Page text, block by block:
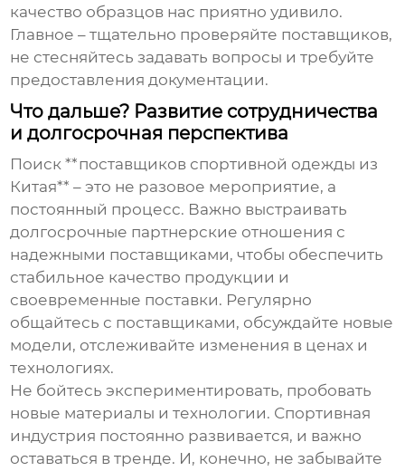
качество образцов нас приятно удивило.
Главное – тщательно проверяйте поставщиков,
не стесняйтесь задавать вопросы и требуйте
предоставления документации.
Что дальше? Развитие сотрудничества
и долгосрочная перспектива
Поиск **поставщиков спортивной одежды из
Китая** – это не разовое мероприятие, а
постоянный процесс. Важно выстраивать
долгосрочные партнерские отношения с
надежными поставщиками, чтобы обеспечить
стабильное качество продукции и
своевременные поставки. Регулярно
общайтесь с поставщиками, обсуждайте новые
модели, отслеживайте изменения в ценах и
технологиях.
Не бойтесь экспериментировать, пробовать
новые материалы и технологии. Спортивная
индустрия постоянно развивается, и важно
оставаться в тренде. И, конечно, не забывайте